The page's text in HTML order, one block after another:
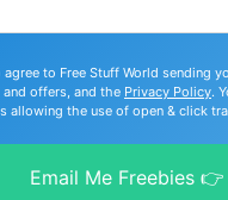
to Free Stuff World sending
and offers, and the Privacy Policy.
allowing the use of open & click
Email Me Freebies 👉